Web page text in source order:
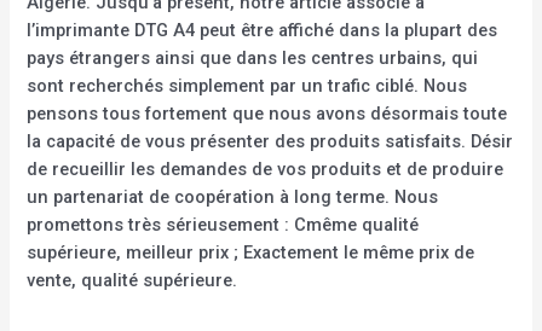
l’imprimante DTG A4 peut être affiché dans la plupart des
pays étrangers ainsi que dans les centres urbains, qui
sont recherchés simplement par un trafic ciblé. Nous
pensons tous fortement que nous avons désormais toute
la capacité de vous présenter des produits satisfaits. Désir
de recueillir les demandes de vos produits et de produire
un partenariat de coopération à long terme. Nous
promettons très sérieusement : Cmême qualité
supérieure, meilleur prix ; Exactement le même prix de
vente, qualité supérieure.